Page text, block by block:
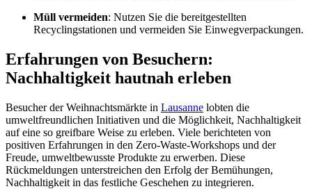
Müll vermeiden: Nutzen Sie die bereitgestellten
Recyclingstationen und vermeiden Sie Einwegverpackungen.
Erfahrungen von Besuchern:
Nachhaltigkeit hautnah erleben
Besucher der Weihnachtsmärkte in Lausanne lobten die
umweltfreundlichen Initiativen und die Möglichkeit, Nachhaltigkeit
auf eine so greifbare Weise zu erleben. Viele berichteten von
positiven Erfahrungen in den Zero-Waste-Workshops und der
Freude, umweltbewusste Produkte zu erwerben. Diese
Rückmeldungen unterstreichen den Erfolg der Bemühungen,
Nachhaltigkeit in das festliche Geschehen zu integrieren.